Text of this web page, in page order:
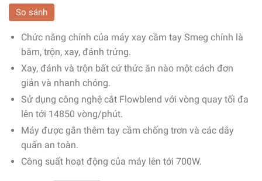
So sánh
Chức năng chính của máy xay cầm tay Smeg chính là
băm, trộn, xay, đánh trứng.
Xay, đánh và trộn bất cứ thức ăn nào một cách đơn
giản và nhanh chóng.
Sử dụng công nghệ cắt Flowblend với vòng quay tối đa
lên tới 14850 vòng/phút.
Máy được gắn thêm tay cầm chống trơn và các dây
quấn an toàn.
Công suất hoạt động của máy lên tới 700W.